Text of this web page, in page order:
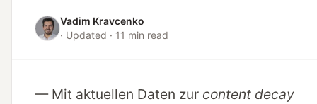
Vadim Kravcenko
· Updated · 11 min read
— Mit aktuellen Daten zur content decay